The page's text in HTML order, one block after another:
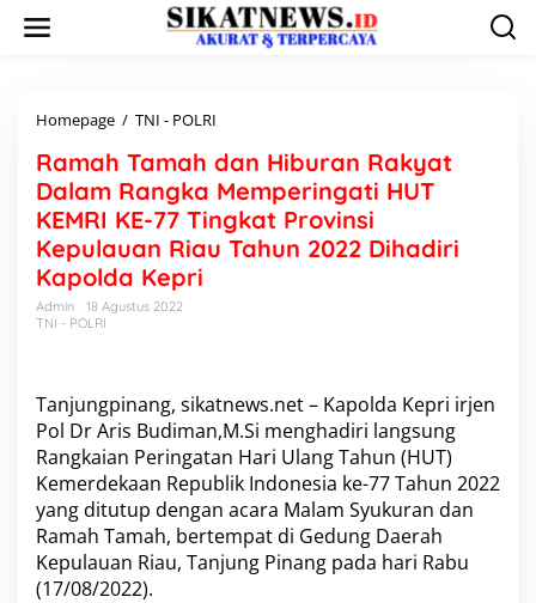
Homepage / TNI - POLRI
m
a
h
T
a
H
b
u
r
a
n
R
a
Ramah Tamah dan Hiburan Rakyat
Dalam Rangka Memperingati HUT
KEMRI KE-77 Tingkat Provinsi
Kepulauan Riau Tahun 2022 Dihadiri
Kapolda Kepri
Admin
18 Agustus 2022
TNI - POLRI
Tanjungpinang, sikatnews.net – Kapolda Kepri irjen
Pol Dr Aris Budiman,M.Si menghadiri langsung
Rangkaian Peringatan Hari Ulang Tahun (HUT)
Kemerdekaan Republik Indonesia ke-77 Tahun 2022
yang ditutup dengan acara Malam Syukuran dan
Ramah Tamah, bertempat di Gedung Daerah
Kepulauan Riau, Tanjung Pinang pada hari Rabu
(17/08/2022).